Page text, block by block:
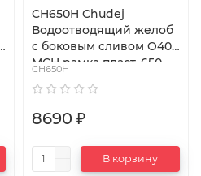
CH650H Chudej
Водоотводящий желоб
с боковым сливом O40
MCH рамка пласт. 650
CH650H
8690 ₽
В корзину